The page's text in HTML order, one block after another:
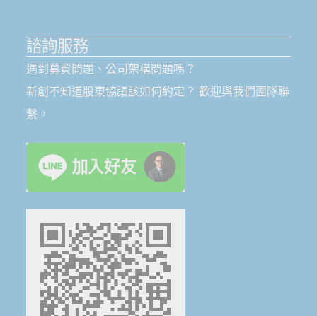
諮詢服務
遇到募資問題、公司架構問題嗎？
新創不知道股東協議該如何約定？ 歡迎與我們團隊聯
繫。